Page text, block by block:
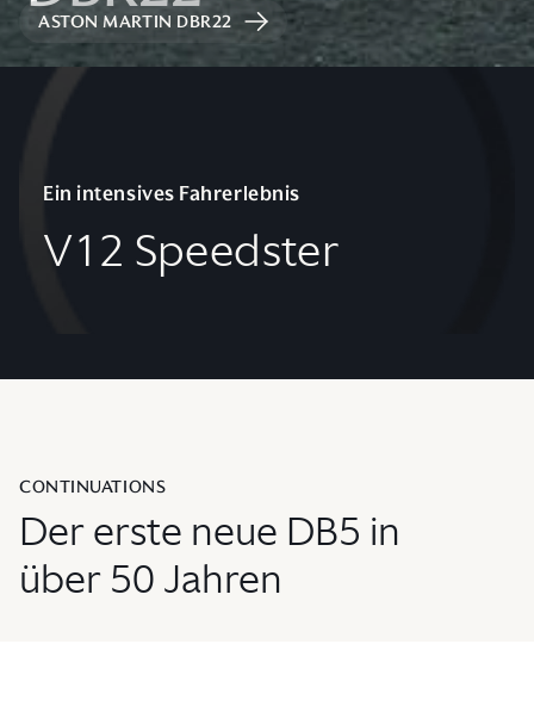
ASTON MARTIN DBR22
Ein intensives Fahrerlebnis
V12 Speedster
CONTINUATIONS
Der erste neue DB5 in
über 50 Jahren